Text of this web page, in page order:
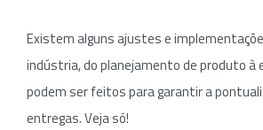
Existem alguns ajustes e
indústria, do planejamento de produto à
podem ser feitos para garantir a
entregas. Veja só!